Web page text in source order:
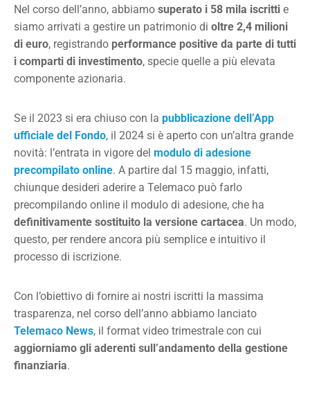
Nel corso dell’anno, abbiamo superato i 58 mila iscritti e
siamo arrivati a gestire un patrimonio di oltre 2,4 milioni
di euro, registrando performance positive da parte di tutti
i comparti di investimento, specie quelle a più elevata
componente azionaria.
Se il 2023 si era chiuso con la pubblicazione dell’App
ufficiale del Fondo, il 2024 si è aperto con un’altra grande
novità: l’entrata in vigore del modulo di adesione
precompilato online. A partire dal 15 maggio, infatti,
chiunque desideri aderire a Telemaco può farlo
precompilando online il modulo di adesione, che ha
definitivamente sostituito la versione cartacea. Un modo,
questo, per rendere ancora più semplice e intuitivo il
processo di iscrizione.
Con l’obiettivo di fornire ai nostri iscritti la massima
trasparenza, nel corso dell’anno abbiamo lanciato
Telemaco News, il format video trimestrale con cui
aggiorniamo gli aderenti sull’andamento della gestione
finanziaria.